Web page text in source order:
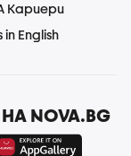
Кариери
in English
NOVA.BG